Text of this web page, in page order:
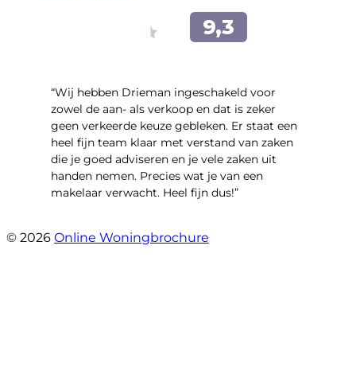
“Wij hebben Drieman ingeschakeld voor
zowel de aan- als verkoop en dat is zeker
geen verkeerde keuze gebleken. Er staat een
heel fijn team klaar met verstand van zaken
die je goed adviseren en je vele zaken uit
handen nemen. Precies wat je van een
makelaar verwacht. Heel fijn dus!”
© 2026 Online Woningbrochure